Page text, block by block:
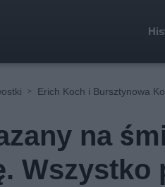
Erich Koch i Bursztynowa
na
Wszystko